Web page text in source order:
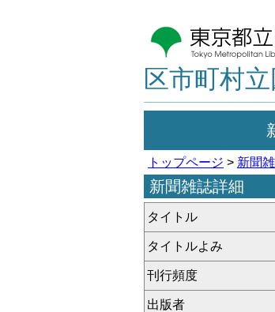
区市町村
トップページ > 新聞
新聞雑誌詳細
タイトル
タイトルよみ
刊行頻度
出版者